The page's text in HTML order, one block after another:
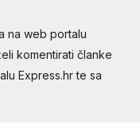
na web portalu
komentirati članke
Express.hr te sa